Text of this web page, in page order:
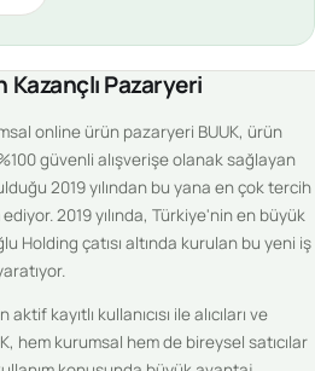
Pazaryeri
online ürün pazaryeri BUUK, ürün
güvenli alışverişe olanak sağlayan
2019 yılından bu yana en çok tercih
2019 yılında, Türkiye'nin en büyük
Holding çatısı altında kurulan bu yeni iş
kayıtlı kullanıcısı ile alıcıları ve
hem kurumsal hem de bireysel satıcılar